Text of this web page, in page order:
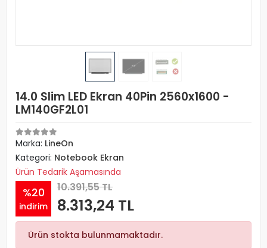
14.0 Slim LED Ekran 40Pin 2560x1600 -
LM140GF2L01
Marka: LineOn
Kategori: Notebook Ekran
Ürün Tedarik Aşamasında
%20
indirim
10.391,55 TL
8.313,24 TL
Ürün stokta bulunmamaktadır.